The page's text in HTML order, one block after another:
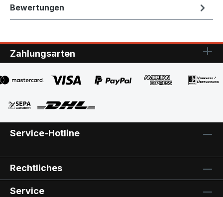
Bewertungen
Zahlungsarten
Service-Hotline
Rechtliches
Service